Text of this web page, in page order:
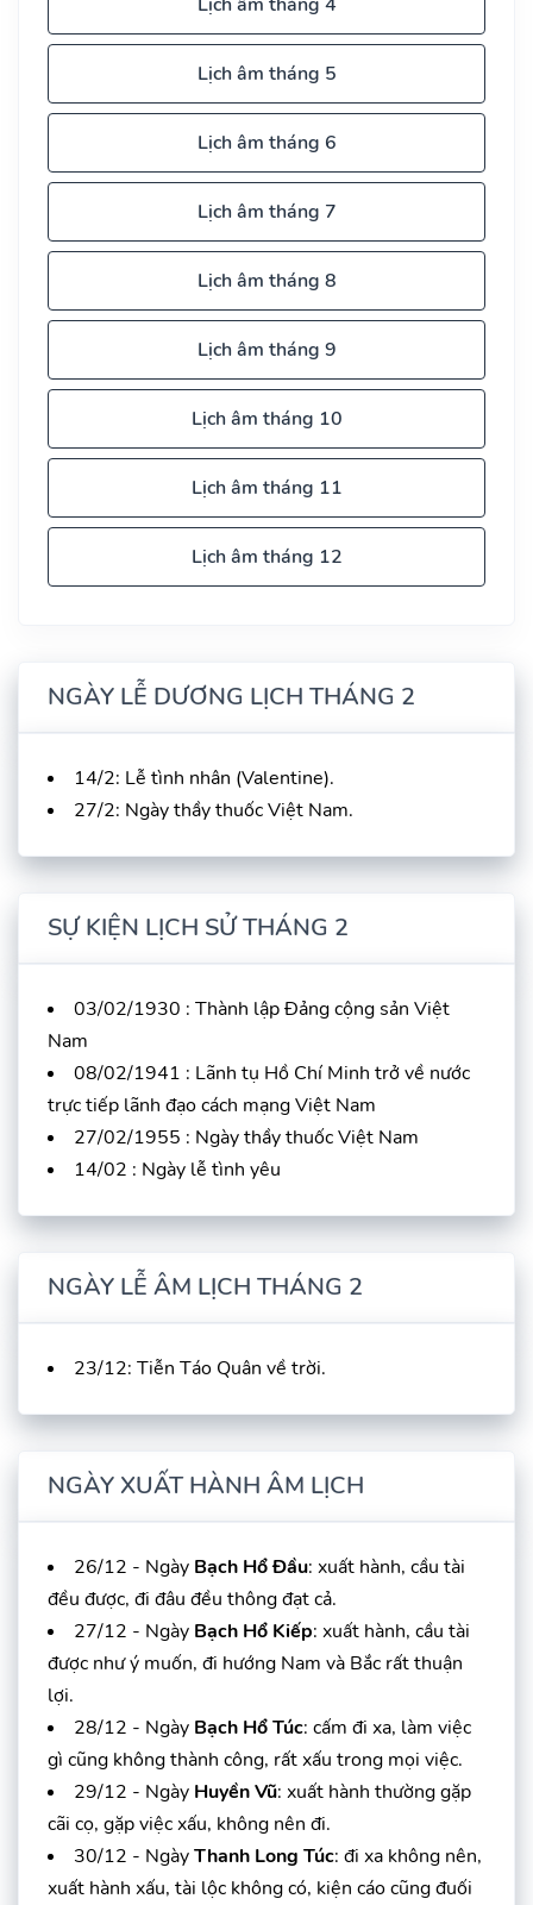
Lịch âm tháng 5
Lịch âm tháng 6
Lịch âm tháng 7
Lịch âm tháng 8
Lịch âm tháng 9
Lịch âm tháng 10
Lịch âm tháng 11
Lịch âm tháng 12
NGÀY LỄ DƯƠNG LỊCH THÁNG 2
14/2: Lễ tình nhân (Valentine).
27/2: Ngày thầy thuốc Việt Nam.
SỰ KIỆN LỊCH SỬ THÁNG 2
03/02/1930 : Thành lập Đảng cộng sản Việt
Nam
08/02/1941 : Lãnh tụ Hồ Chí Minh trở về nước
trực tiếp lãnh đạo cách mạng Việt Nam
27/02/1955 : Ngày thầy thuốc Việt Nam
14/02 : Ngày lễ tình yêu
NGÀY LỄ ÂM LỊCH THÁNG 2
23/12: Tiễn Táo Quân về trời.
NGÀY XUẤT HÀNH ÂM LỊCH
26/12 - Ngày Bạch Hổ Đầu: xuất hành, cầu tài
đều được, đi đâu đều thông đạt cả.
27/12 - Ngày Bạch Hổ Kiếp: xuất hành, cầu tài
được như ý muốn, đi hướng Nam và Bắc rất thuận
lợi.
28/12 - Ngày Bạch Hổ Túc: cấm đi xa, làm việc
gì cũng không thành công, rất xấu trong mọi việc.
29/12 - Ngày Huyền Vũ: xuất hành thường gặp
cãi cọ, gặp việc xấu, không nên đi.
30/12 - NgàyThanh Long Túc: đi xa không nên,
xuất hành xấu, tài lộc không có, kiện cáo cũng đuối